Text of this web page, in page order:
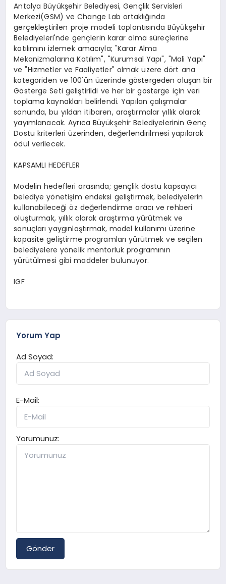
Antalya Büyükşehir Belediyesi, Gençlik Servisleri
Merkezi(GSM) ve Change Lab ortaklığında
gerçekleştirilen proje modeli toplantısında Büyükşehir
Belediyeleri'nde gençlerin karar alma süreçlerine
katılımını izlemek amacıyla; "Karar Alma
Mekanizmalarına Katılım", "Kurumsal Yapı", "Mali Yapı"
ve "Hizmetler ve Faaliyetler" olmak üzere dört ana
kategoriden ve 100'ün üzerinde göstergeden oluşan bir
Gösterge Seti geliştirildi ve her bir gösterge için veri
toplama kaynakları belirlendi. Yapılan çalışmalar
sonunda, bu yıldan itibaren, araştırmalar yıllık olarak
yayımlanacak. Ayrıca Büyükşehir Belediyelerinin Genç
Dostu kriterleri üzerinden, değerlendirilmesi yapılarak
ödül verilecek.
KAPSAMLI HEDEFLER
Modelin hedefleri arasında; gençlik dostu kapsayıcı
belediye yönetişim endeksi geliştirmek, belediyelerin
kullanabileceği öz değerlendirme aracı ve rehberi
oluşturmak, yıllık olarak araştırma yürütmek ve
sonuçları yaygınlaştırmak, model kullanımı üzerine
kapasite geliştirme programları yürütmek ve seçilen
belediyelere yönelik mentorluk programının
yürütülmesi gibi maddeler bulunuyor.
IGF
Yorum Yap
Ad Soyad:
E-Mail:
Yorumunuz:
Gönder